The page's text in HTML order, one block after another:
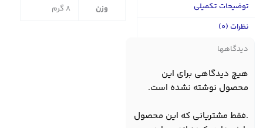
توضیحات تکمیلی
نظرات (0)
وزن 8 گرم
دیدگاهها
هیچ دیدگاهی برای این
محصول نوشته نشده است.
.فقط مشتریانی که این محصول